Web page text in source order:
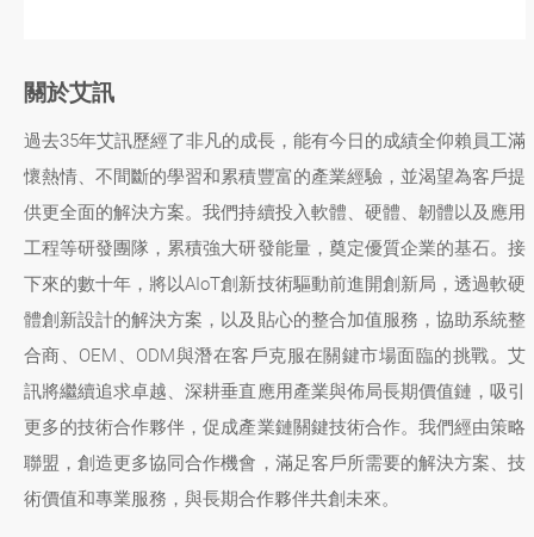
關於艾訊
過去35年艾訊歷經了非凡的成長，能有今日的成績全仰賴員工滿
懷熱情、不間斷的學習和累積豐富的產業經驗，並渴望為客戶提
供更全面的解決方案。我們持續投入軟體、硬體、韌體以及應用
工程等研發團隊，累積強大研發能量，奠定優質企業的基石。接
下來的數十年，將以AIoT創新技術驅動前進開創新局，透過軟硬
體創新設計的解決方案，以及貼心的整合加值服務，協助系統整
合商、OEM、ODM與潛在客戶克服在關鍵市場面臨的挑戰。艾
訊將繼續追求卓越、深耕垂直應用產業與佈局長期價值鏈，吸引
更多的技術合作夥伴，促成產業鏈關鍵技術合作。我們經由策略
聯盟，創造更多協同合作機會，滿足客戶所需要的解決方案、技
術價值和專業服務，與長期合作夥伴共創未來。